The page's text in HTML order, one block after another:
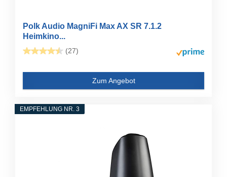
Polk Audio MagniFi Max AX SR 7.1.2
Heimkino...
(27)
Zum Angebot
EMPFEHLUNG NR. 3